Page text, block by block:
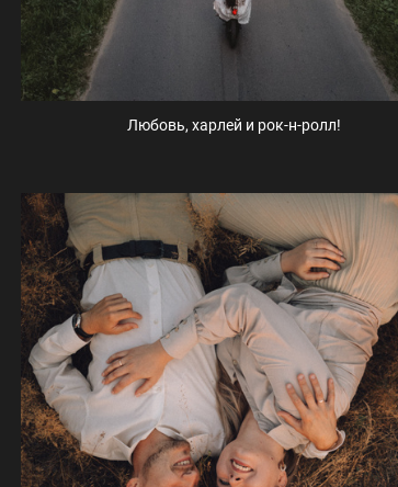
Любовь, харлей и рок-н-ролл!